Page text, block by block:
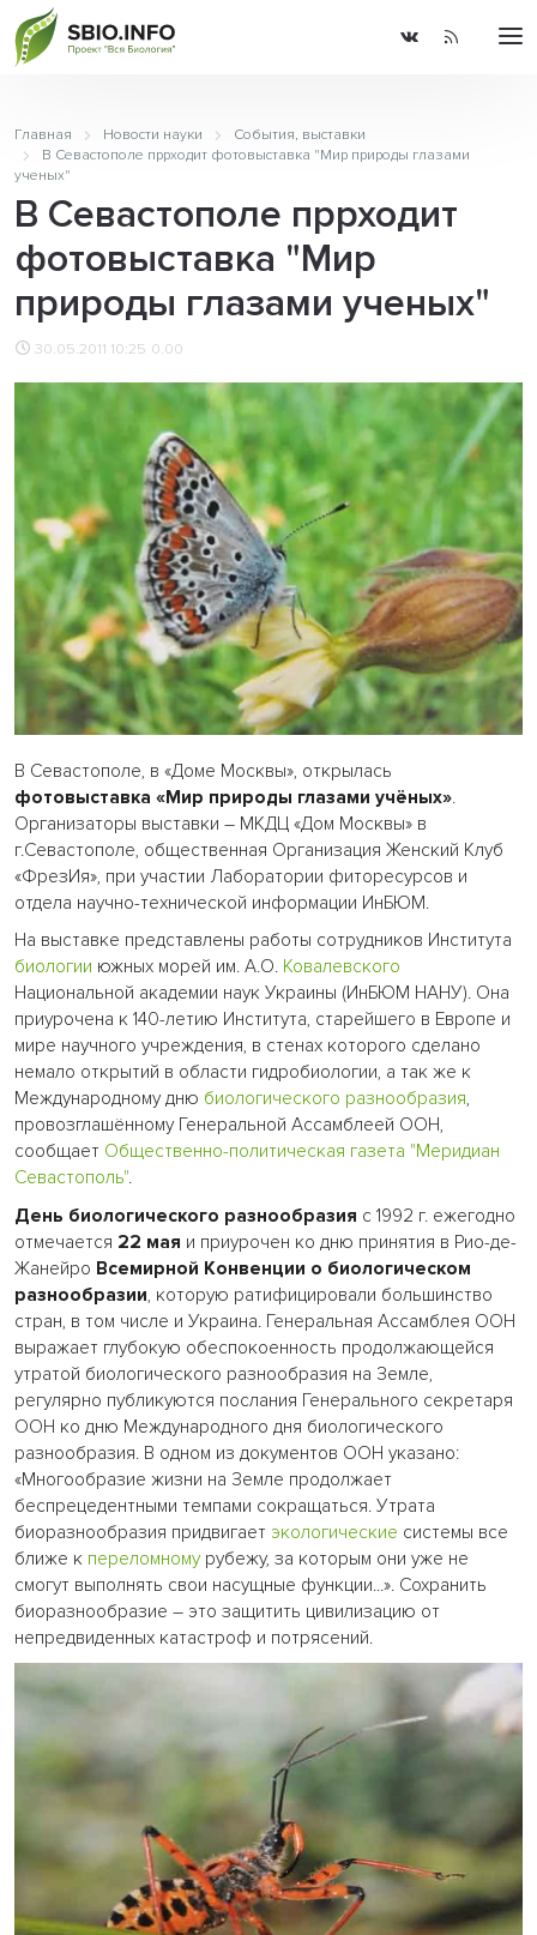
Главная Новости науки
События, выставки
В Севастополе пррходит фотовыставка "Мир природы глазами
ученых"
В Севастополе пррходит
фотовыставка "Мир
природы глазами ученых"
30.05.2011 10:25 0.00
В Севастополе, в «Доме Москвы», открылась
фотовыставка «Мир природы глазами учёных».
Организаторы выставки – МКДЦ «Дом Москвы» в
г.Севастополе, общественная Организация Женский Клуб
«ФрезИя», при участии Лаборатории фиторесурсов и
отдела научно-технической информации ИнБЮМ.
На выставке представлены работы сотрудников Института
биологии южных морей им. А.О. Ковалевского
Национальной академии наук Украины (ИнБЮМ НАНУ). Она
приурочена к 140-летию Института, старейшего в Европе и
мире научного учреждения, в стенах которого сделано
немало открытий в области гидробиологии, а так же к
Международному дню биологического разнообразия,
провозглашённому Генеральной Ассамблеей ООН,
сообщает Общественно-политическая газета "Меридиан
Севастополь".
День биологического разнообразия с 1992 г. ежегодно
отмечается 22 мая и приурочен ко дню принятия в Рио-де-
Жанейро Всемирной Конвенции о биологическом
разнообразии, которую ратифицировали большинство
стран, в том числе и Украина. Генеральная Ассамблея ООН
выражает глубокую обеспокоенность продолжающейся
утратой биологического разнообразия на Земле,
регулярно публикуются послания Генерального секретаря
ООН ко дню Международного дня биологического
разнообразия. В одном из документов ООН указано:
«Многообразие жизни на Земле продолжает
беспрецедентными темпами сокращаться. Утрата
биоразнообразия придвигает экологические системы все
ближе к переломномурубежу, за которым они уже не
смогут выполнять свои насущные функции...». Сохранить
биоразнообразие – это защитить цивилизацию от
непредвиденных катастроф и потрясений.